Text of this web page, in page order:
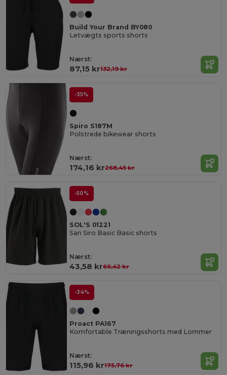
Build Your Brand BY080
Letvægts sports shorts
Nærst:
87,15 kr132,19 kr
-35%
Spiro S187M
Polstrede bikewear shorts
Nærst:
174,16 kr268,45 kr
-50%
SOL'S 01221
San Siro Basic Basic shorts
Nærst:
43,58 kr66,42 kr
-34%
Proact PA167
Komfortable Træningsshorts med Lommer
Nærst:
115,96 kr175,76 kr